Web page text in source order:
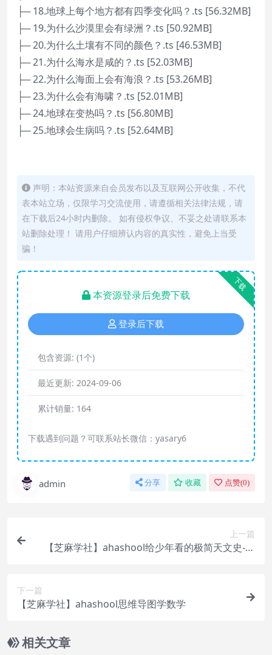
├─ 18.地球上每个地方都有四季变化吗？.ts [56.32MB]
├─ 19.为什么沙漠里会有绿洲？.ts [50.92MB]
├─ 20.为什么土壤有不同的颜色？.ts [46.53MB]
├─ 21.为什么海水是咸的？.ts [52.03MB]
├─ 22.为什么海面上会有海浪？.ts [53.26MB]
├─ 23.为什么会有海啸？.ts [52.01MB]
├─ 24.地球在变热吗？.ts [56.80MB]
├─ 25.地球会生病吗？.ts [52.64MB]
声明：本站资源来自会员发布以及互联网公开收集，不代
表本站立场，仅限学习交流使用，请遵循相关法律法规，请
在下载后24小时内删除。 如有侵权争议、不妥之处请联系本
站删除处理！ 请用户仔细辨认内容的真实性，避免上当受
骗！
下载
本资源登录后免费下载
登录后下载
包含资源: (1个)
最近更新: 2024-09-06
累计销量: 164
下载遇到问题？可联系站长微信：yasary6
admin 分享 收藏 点赞(0)
上一篇
【芝麻学社】ahashool给少年看的极简天文史-天
下一篇
【芝麻学社】ahashool思维导图学数学
相关文章